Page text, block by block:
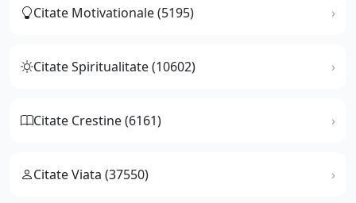
Citate Motivationale (5195)
Citate Spiritualitate (10602)
Citate Crestine (6161)
Citate Viata (37550)